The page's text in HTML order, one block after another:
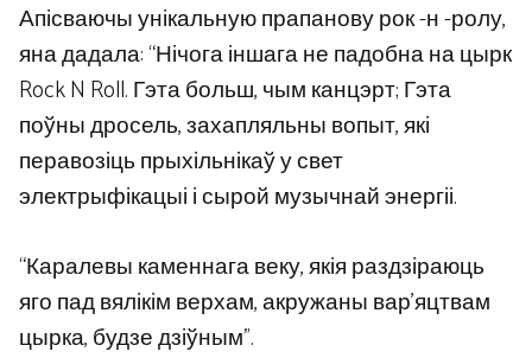
Апісваючы унікальную прапанову рок -н -ролу,
яна дадала: “Нічога іншага не падобна на цырк
Rock N Roll. Гэта больш, чым канцэрт; Гэта
поўны дросель, захапляльны вопыт, які
перавозіць прыхільнікаў у свет
электрыфікацыі і сырой музычнай энергіі.
“Каралевы каменнага веку, якія раздзіраюць
яго пад вялікім верхам, акружаны вар’яцтвам
цырка, будзе дзіўным”.